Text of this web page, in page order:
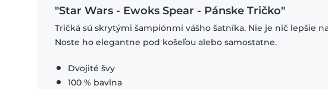
"Star Wars - Ewoks Spear - Pánske Tričko"
Tričká sú skrytými šampiónmi vášho šatníka. Nie je nič lepšie
Noste ho elegantne pod košeľou alebo samostatne.
Dvojité švy
100 % bavlna